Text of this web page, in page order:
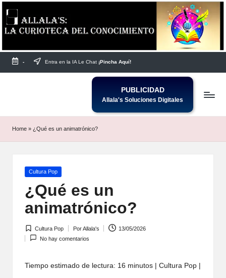
Saltar
al
- Entra en la IA Le Chat ¡Pincha Aquí!
PUBLICIDAD
Allala's Soluciones Digitales
Home » ¿Qué es un animatrónico?
Publicada
Cultura Pop
¿Qué es un
animatrónico?
Publicada
en
Cultura Pop PorAllala's
13/05/2026
No hay comentarios
Tiempo estimado de lectura: 16 minutos | Cultura Pop |